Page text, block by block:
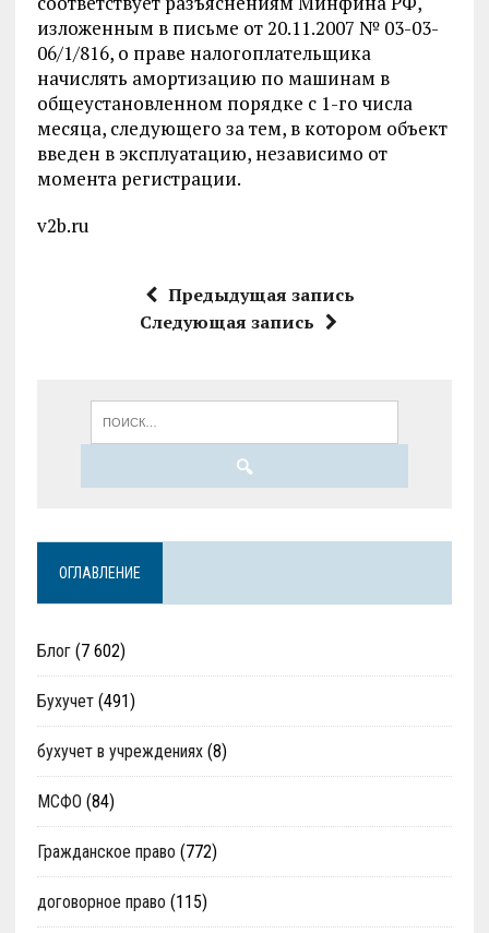
изложенным в письме от 20.11.2007 № 03-03-
06/1/816, о праве налогоплательщика
начислять амортизацию по машинам в
общеустановленном порядке с 1-го числа
месяца, следующего за тем, в котором объект
введен в эксплуатацию, независимо от
момента регистрации.
v2b.ru
Предыдущая запись
Следующая запись
ОГЛАВЛЕНИЕ
Блог(7 602)
Бухучет(491)
бухучет в учреждениях(8)
МСФО (84)
Гражданское право (772)
договорное право (115)